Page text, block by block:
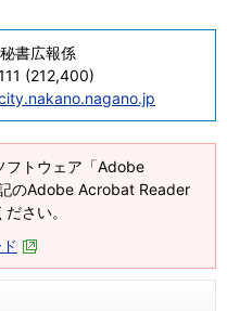
書広報係
(212,400)
フトウェア「Adobe
のAdobe Acrobat Reader
さい。